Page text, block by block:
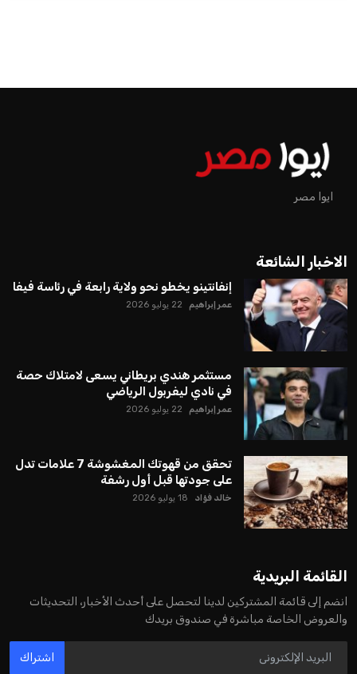
ايوا مصر
الاخبار الشائعة
إنفانتينو يخطو نحو ولاية رابعة في رئاسة فيفا
عمر إبراهيم 22 يوليو 2026
مستثمر هندي بريطاني يسعى لامتلاك حصة
في نادي ليفربول الرياضي
عمر إبراهيم 22 يوليو 2026
تحقق من قهوتك المغشوشة 7 علامات تدل
على جودتها قبل أول رشفة
خالد فؤاد 18 يوليو 2026
القائمة البريدية
انضم إلى قائمة المشتركين لدينا لتحصل على أحدث الأخبار، التحديثات
والعروض الخاصة مباشرة في صندوق بريدك
اشتراك